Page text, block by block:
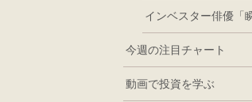
今週の注目チャート
動画で投資を学ぶ